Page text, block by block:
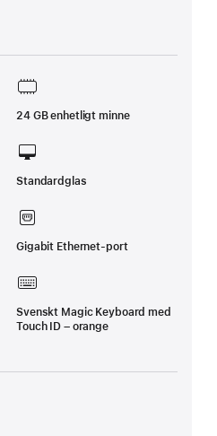
24 GB enhetligt minne
Standardglas
Gigabit Ethernet-port
Svenskt Magic Keyboard med
Touch ID – orange